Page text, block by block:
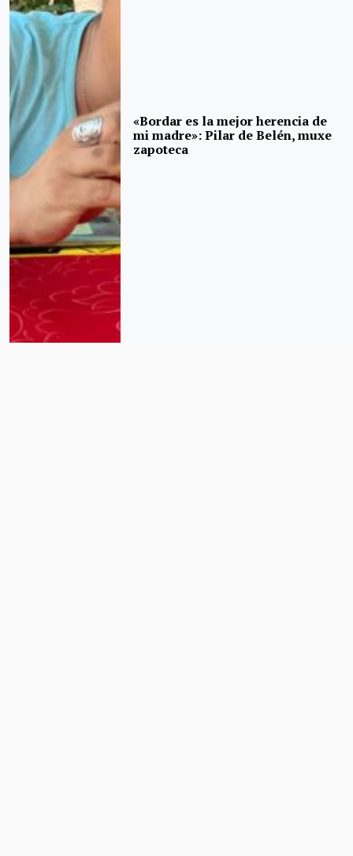
«Bordar es la mejor herencia de
mi madre»: Pilar de Belén, muxe
zapoteca